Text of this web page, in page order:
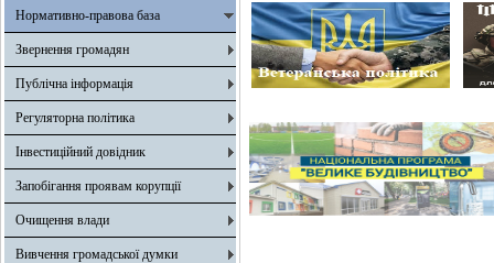
Нормативно-правова база
Звернення громадян
Публічна інформація
Регуляторна політика
Інвестиційний довідник
Запобігання проявам корупції
Очищення влади
Вивчення громадської думки